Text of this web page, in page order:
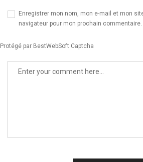
Enregistrer mon nom, mon e-mail et mon
navigateur pour mon prochain commentaire.
Protégé par BestWebSoft Captcha